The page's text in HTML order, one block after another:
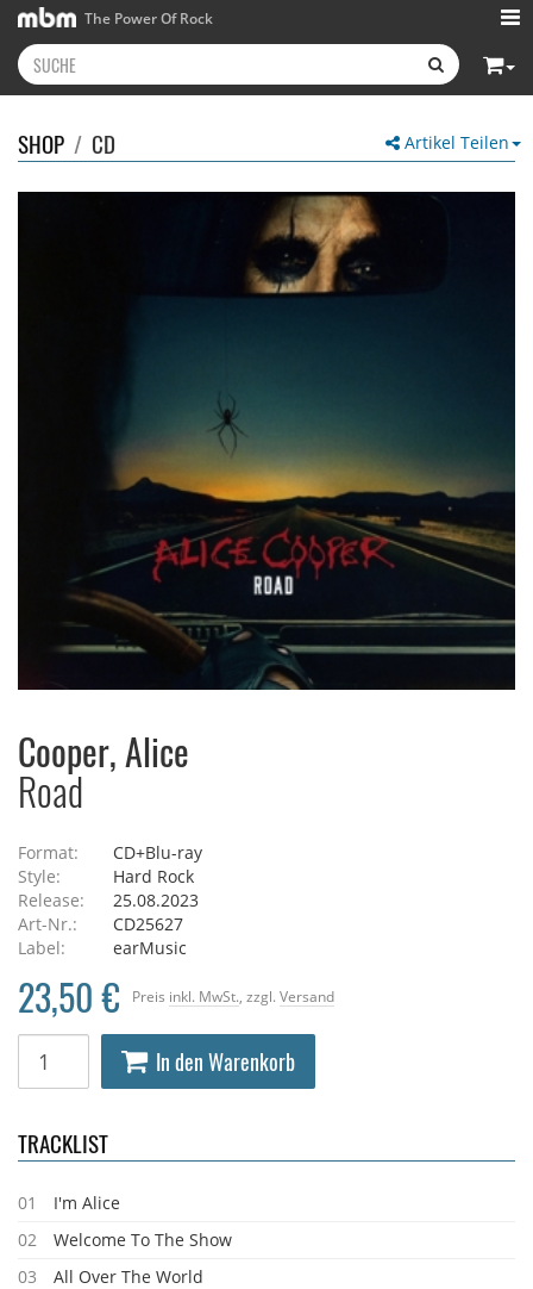
The Power Of Rock
Artikel Teilen
SHOP / CD
Cooper, Alice
Road
Format:
CD+Blu-ray
Style:
Hard Rock
Release:
25.08.2023
Art-Nr.:
CD25627
Label:
earMusic
Preis inkl. MwSt. , zzgl. Versand
23,50 €
In den Warenkorb
TRACKLIST
01
I'm Alice
02
Welcome To The Show
03
All Over The World